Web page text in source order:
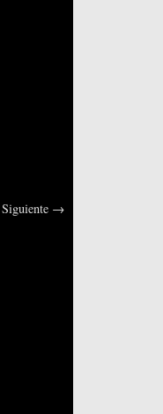
Siguiente →